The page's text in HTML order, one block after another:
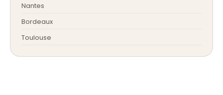
Nantes
Bordeaux
Toulouse